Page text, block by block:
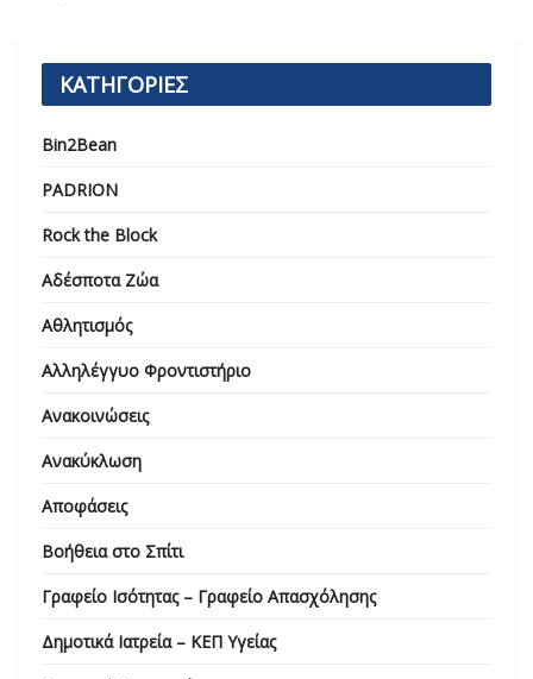
ΚΑΤΗΓΟΡΙΕΣ
Bin2Bean
PADRION
Rock the Block
Αδέσποτα Ζώα
Αθλητισμός
Αλληλέγγυο Φροντιστήριο
Ανακοινώσεις
Ανακύκλωση
Αποφάσεις
Βοήθεια στο Σπίτι
Γραφείο Ισότητας – Γραφείο Απασχόλησης
Δημοτικά Ιατρεία – ΚΕΠ Υγείας